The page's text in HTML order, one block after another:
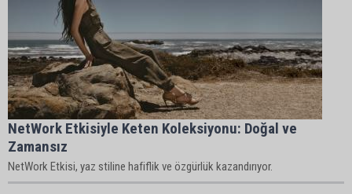
NetWork Etkisiyle Keten Koleksiyonu: Doğal ve
Zamansız
NetWork Etkisi, yaz stiline hafiflik ve özgürlük kazandırıyor.